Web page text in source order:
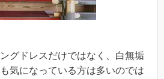
グドレスだけではなく、白無垢
気になっている方は多いのでは